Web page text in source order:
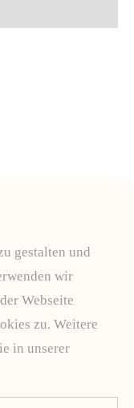
gestalten und
wir
Webseite
zu. Weitere
in unserer